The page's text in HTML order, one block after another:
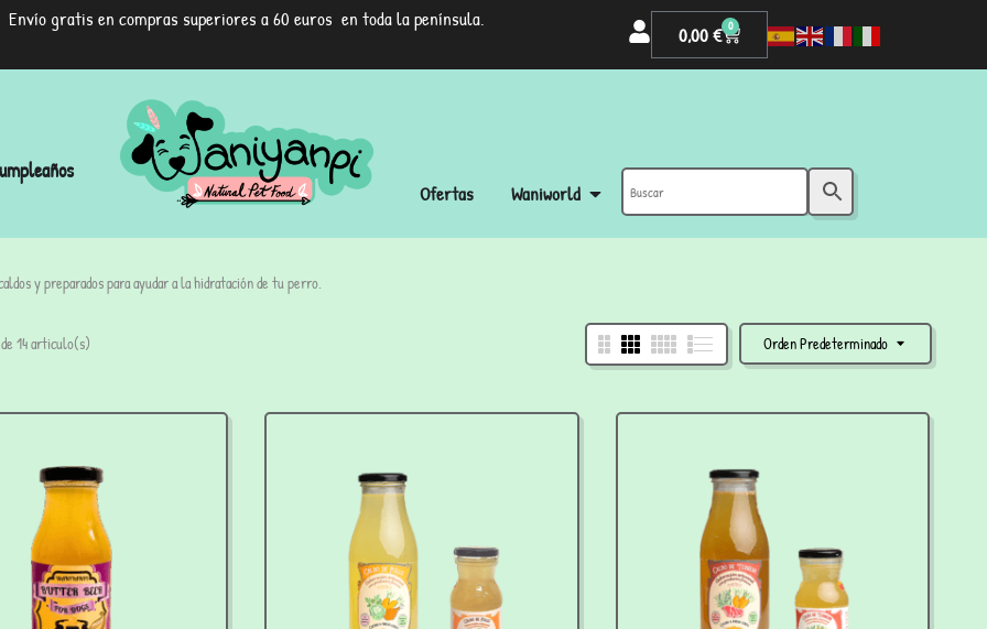
Envío gratis en compras superiores a 60 euros en toda la península.
0,00€ 0
Ofertas Waniworld
y preparados para ayudar a la hidratación de tu perro.
Orden Predeterminado
14 articulo(s)